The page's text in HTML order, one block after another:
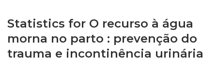
Browse repository
Entities
Statistics for O recurso à água
morna no parto : prevenção do
trauma e incontinência urinária